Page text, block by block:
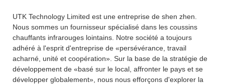
UTK Technology Limited est une entreprise de shen zhen.
Nous sommes un fournisseur spécialisé dans les coussins
chauffants infrarouges lointains. Notre société a toujours
adhéré à l'esprit d'entreprise de «persévérance, travail
acharné, unité et coopération». Sur la base de la stratégie de
développement de «basé sur le local, affronter le pays et se
développer globalement», nous nous efforçons d'explorer la